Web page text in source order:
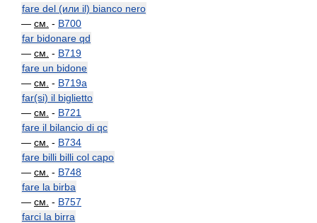
fare del (или il) bianco nero
— см. - B700
far bidonare qd
— см. - B719
fare un bidone
— см. - B719a
far(si) il biglietto
— см. - B721
fare il bilancio di qc
— см. - B734
fare billi billi col capo
— см. - B748
fare la birba
— см. - B757
farci la birra